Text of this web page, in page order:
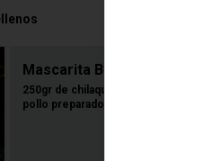
Mascarita Blue Pollon
250gr de chilaquiles rellenos de
pollo preparado.